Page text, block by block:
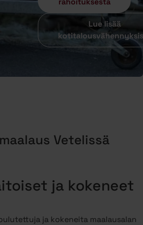
Lue lisää
Vetelissä
ja kokeneet
ja kokeneita maalausalan